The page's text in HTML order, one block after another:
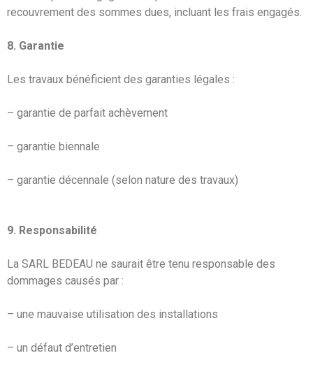
recouvrement des sommes dues, incluant les frais engagés.
8. Garantie
Les travaux bénéficient des garanties légales :
– garantie de parfait achèvement
– garantie biennale
– garantie décennale (selon nature des travaux)
9. Responsabilité
La SARL BEDEAU ne saurait être tenu responsable des
dommages causés par :
– une mauvaise utilisation des installations
– un défaut d’entretien